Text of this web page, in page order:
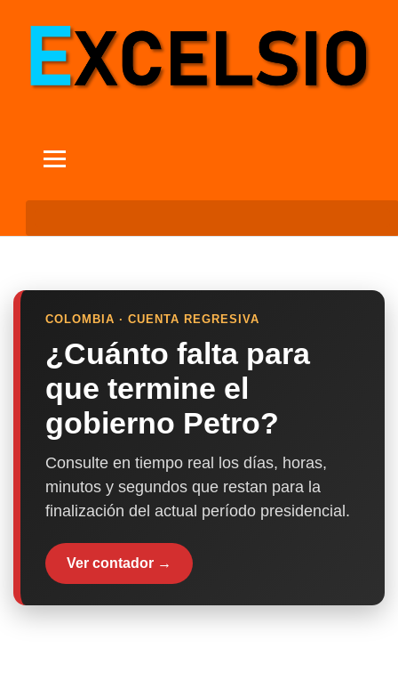
COLOMBIA · CUENTA REGRESIVA
¿Cuánto falta para
que termine el
gobierno Petro?
Consulte en tiempo real los días, horas,
minutos y segundos que restan para la
finalización del actual período presidencial.
Ver contador →